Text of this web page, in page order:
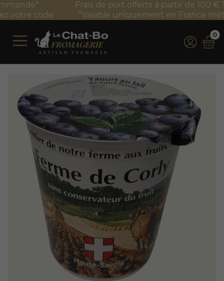
Frais de port offerts à partir de 100 € TTC d'achat*
*Valable uniquement en France métropolitaine
0